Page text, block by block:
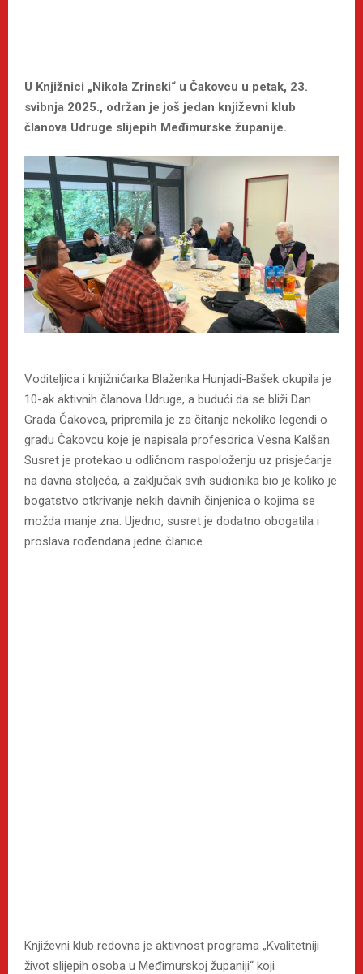
U Knjižnici „Nikola Zrinski“ u Čakovcu u petak, 23.
svibnja 2025., održan je još jedan književni klub
članova Udruge slijepih Međimurske županije.
Voditeljica i knjižničarka Blaženka Hunjadi-Bašek okupila je
10-ak aktivnih članova Udruge, a budući da se bliži Dan
Grada Čakovca, pripremila je za čitanje nekoliko legendi o
gradu Čakovcu koje je napisala profesorica Vesna Kalšan.
Susret je protekao u odličnom raspoloženju uz prisjećanje
na davna stoljeća, a zaključak svih sudionika bio je koliko je
bogatstvo otkrivanje nekih davnih činjenica o kojima se
možda manje zna. Ujedno, susret je dodatno obogatila i
proslava rođendana jedne članice.
Književni klub redovna je aktivnost programa „Kvalitetniji
život slijepih osoba u Međimurskoj županiji“ koji